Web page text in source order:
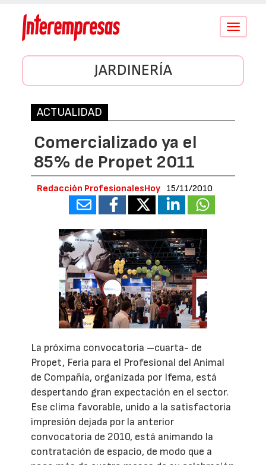
Conmutar
JARDINERÍA
ACTUALIDAD
Comercializado ya el
85% de Propet 2011
Redacción ProfesionalesHoy 15/11/2010
La próxima convocatoria –cuarta- de
Propet, Feria para el Profesional del Animal
de Compañía, organizada por Ifema, está
despertando gran expectación en el sector.
Ese clima favorable, unido a la satisfactoria
impresión dejada por la anterior
convocatoria de 2010, está animando la
contratación de espacio, de modo que a